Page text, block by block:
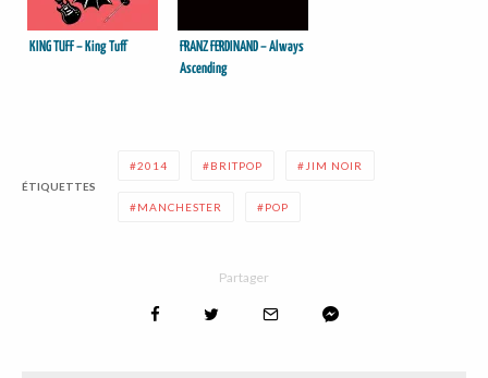
KING TUFF – King Tuff
FRANZ FERDINAND – Always
Ascending
ÉTIQUETTES
2014 BRITPOP JIM NOIR
MANCHESTER POP
Partager